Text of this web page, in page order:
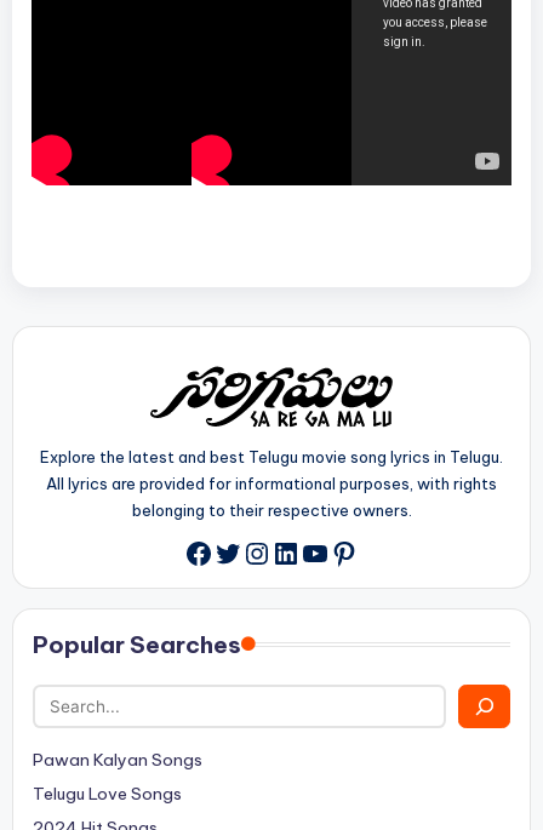
Explore the latest and best Telugu movie song lyrics in Telugu.
All lyrics are provided for informational purposes, with rights
belonging to their respective owners.
Facebook
Twitter
Instagram
LinkedIn
YouTube
Pinterest
Popular Searches
Pawan Kalyan Songs
Telugu Love Songs